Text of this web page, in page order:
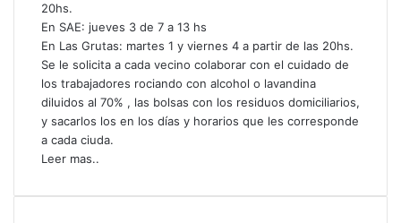
20hs.
En SAE: jueves 3 de 7 a 13 hs
En Las Grutas: martes 1 y viernes 4 a partir de las 20hs.
Se le solicita a cada vecino colaborar con el cuidado de
los trabajadores rociando con alcohol o lavandina
diluidos al 70% , las bolsas con los residuos domiciliarios,
y sacarlos los en los días y horarios que les corresponde
a cada ciuda.
Leer mas..